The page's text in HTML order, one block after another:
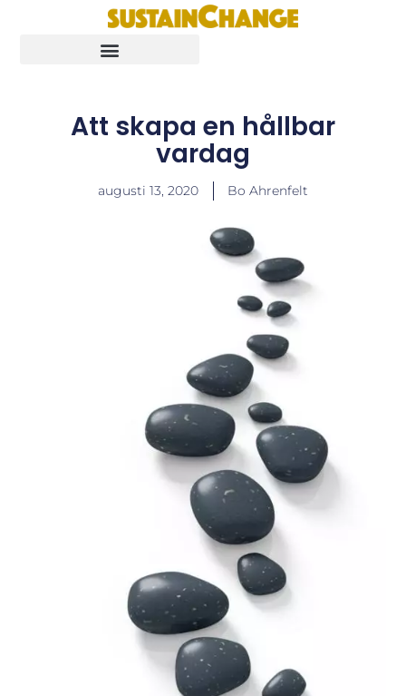
Att skapa en hållbar
vardag
augusti 13, 2020 Bo Ahrenfelt